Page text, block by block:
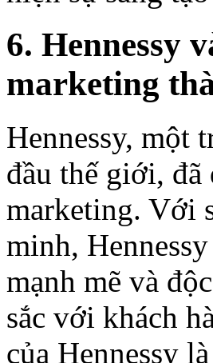
6. Hennessy
marketing
Hennessy, một
đầu thế giới,
marketing. Với
minh,
mạnh mẽ và
sắc với khách
của Hennessy